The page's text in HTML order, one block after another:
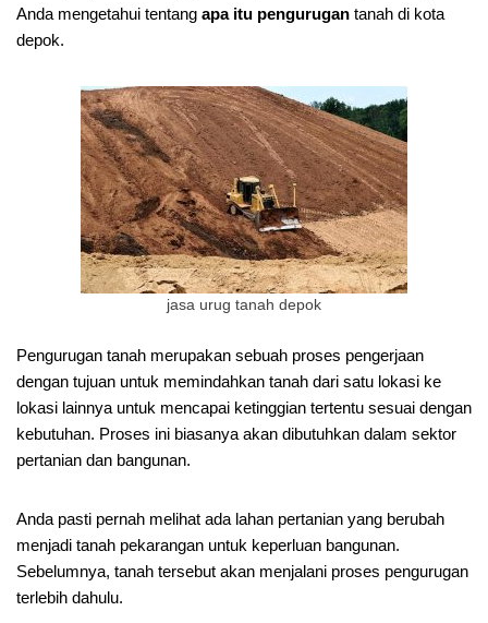
Anda mengetahui tentang apa itu pengurugan tanah di kota
depok.
jasa urug tanah depok
Pengurugan tanah merupakan sebuah proses pengerjaan
dengan tujuan untuk memindahkan tanah dari satu lokasi ke
lokasi lainnya untuk mencapai ketinggian tertentu sesuai dengan
kebutuhan. Proses ini biasanya akan dibutuhkan dalam sektor
pertanian dan bangunan.
Anda pasti pernah melihat ada lahan pertanian yang berubah
menjadi tanah pekarangan untuk keperluan bangunan.
Sebelumnya, tanah tersebut akan menjalani proses pengurugan
terlebih dahulu.